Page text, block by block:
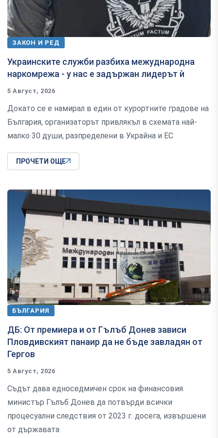
ЗАКОН И РЕД
Украинските служби разбиха межуднародна
наркомрежа - у нас е задържан лидерът ѝ
5 Август, 2026
Докато се е намирал в един от курортните градове на
България, организаторът привлякъл в схемата най-
малко 30 души, разпределени в Украйна и ЕС
ПРОЧЕТИ ОЩЕ
БЪЛГАРИЯ
ДБ: От премиера и от Гълъб Донев зависи
Пловдивският панаир да не бъде завладян от
Гергов
5 Август, 2026
Съдът дава едноседмичен срок на финансовия
министър Гълъб Донев да потвърди всички
процесуални следствия от 2023 г. досега, извършени
от държавата